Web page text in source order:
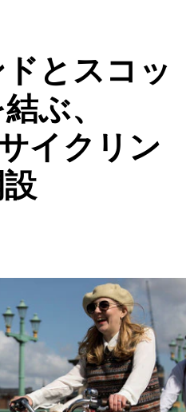
とスコッ
ぶ、
イクリン